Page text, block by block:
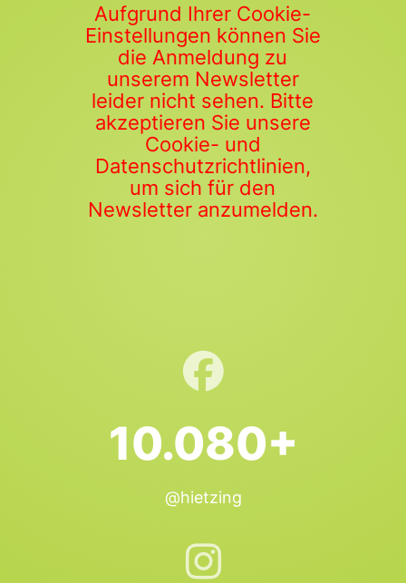
Aufgrund Ihrer Cookie-
Einstellungen können Sie
die Anmeldung zu
unserem Newsletter
leider nicht sehen. Bitte
akzeptieren Sie unsere
Cookie- und
Datenschutzrichtlinien,
um sich für den
Newsletter anzumelden.
10.080+
@hietzing